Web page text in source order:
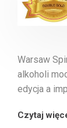
Warsaw
alkoholi
edycja a
Czytaj